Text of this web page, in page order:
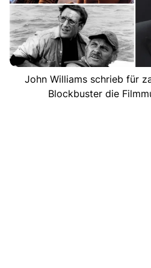
John Williams schrieb für
Blockbuster die